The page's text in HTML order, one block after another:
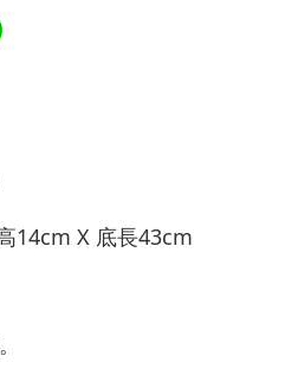
14cm X 底長43cm